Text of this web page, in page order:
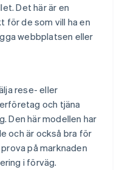
Det här är en
för de som vill ha en
webbplatsen eller
rese- eller
och tjäna
Den här modellen har
och är också bra för
på marknaden
i förväg.